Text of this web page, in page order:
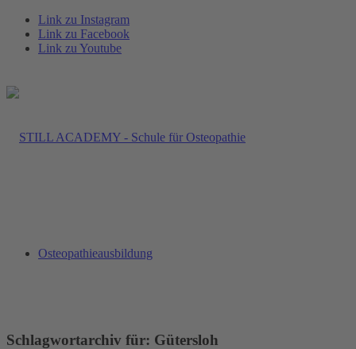
Link zu Instagram
Link zu Facebook
Link zu Youtube
Osteopathieausbildung
Schlagwortarchiv für: Gütersloh